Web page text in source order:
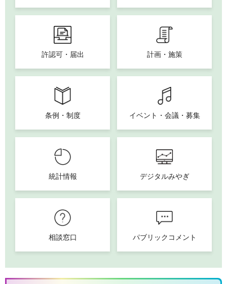
許認可・届出 計画・施策
条例・制度 イベント・会議・募集
統計情報 デジタルみやぎ
相談窓口 パブリックコメント